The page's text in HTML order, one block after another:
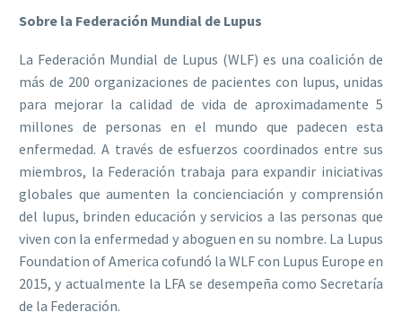
Sobre la Federación Mundial de Lupus
La Federación Mundial de Lupus (WLF) es una coalición de
más de 200 organizaciones de pacientes con lupus, unidas
para mejorar la calidad de vida de aproximadamente 5
millones de personas en el mundo que padecen esta
enfermedad. A través de esfuerzos coordinados entre sus
miembros, la Federación trabaja para expandir iniciativas
globales que aumenten la concienciación y comprensión
del lupus, brinden educación y servicios a las personas que
viven con la enfermedad y aboguen en su nombre. La Lupus
Foundation of America cofundó la WLF con Lupus Europe en
2015, y actualmente la LFA se desempeña como Secretaría
de la Federación.